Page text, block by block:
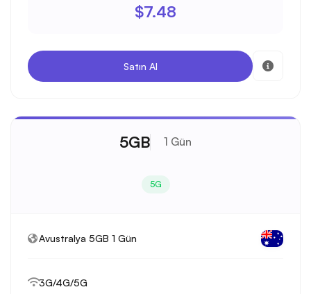
$7.48
Satın Al
5GB 1 Gün
5G
Avustralya 5GB 1 Gün
3G/4G/5G